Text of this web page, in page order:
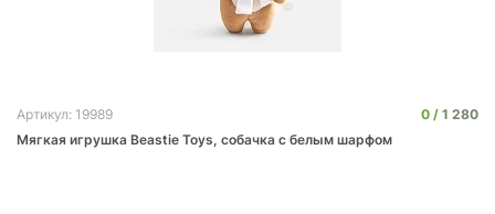
Артикул: 19989 0
1 280
Мягкая игрушка Beastie Toys, собачка с белым шарфом